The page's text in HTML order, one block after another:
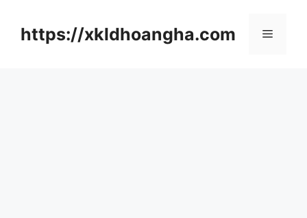
https://xkldhoangha.com 메